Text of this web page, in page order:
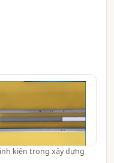
kiện trong xây dựng